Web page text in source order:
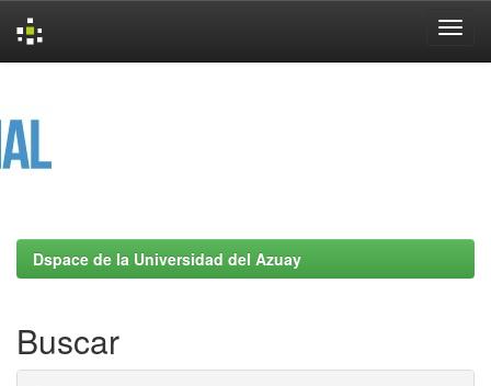
Dspace de la Universidad del Azuay
Buscar